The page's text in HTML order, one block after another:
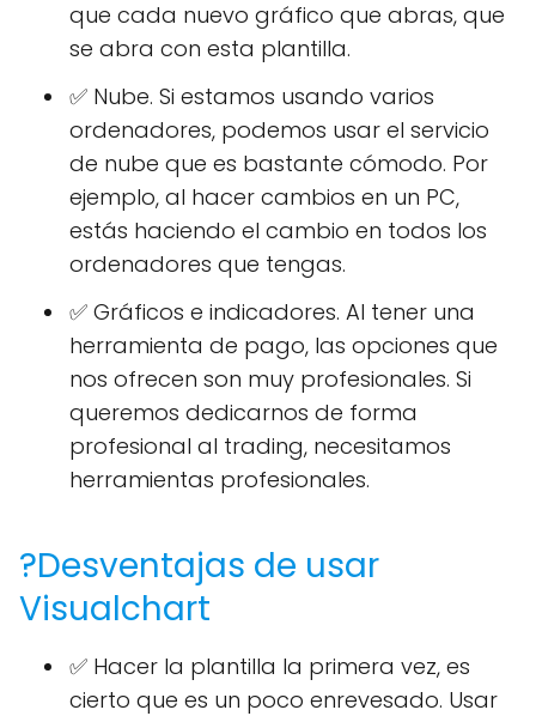
que cada nuevo gráfico que abras, que
se abra con esta plantilla.
✅ Nube. Si estamos usando varios
ordenadores, podemos usar el servicio
de nube que es bastante cómodo. Por
ejemplo, al hacer cambios en un PC,
estás haciendo el cambio en todos los
ordenadores que tengas.
✅ Gráficos e indicadores. Al tener una
herramienta de pago, las opciones que
nos ofrecen son muy profesionales. Si
queremos dedicarnos de forma
profesional al trading, necesitamos
herramientas profesionales.
?Desventajas de usar
Visualchart
✅ Hacer la plantilla la primera vez, es
cierto que es un poco enrevesado. Usar